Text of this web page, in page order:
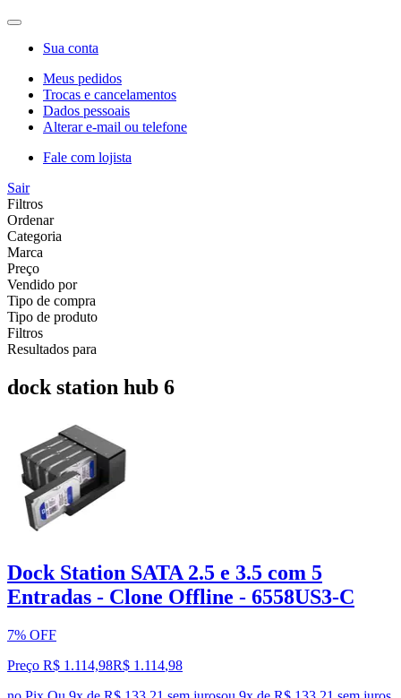
Sua conta
Meus pedidos
Trocas e cancelamentos
Dados pessoais
Alterar e-mail ou telefone
Fale com lojista
Sair
Filtros
Ordenar
Categoria
Marca
Preço
Vendido por
Tipo de compra
Tipo de produto
Filtros
Resultados para
dock station hub 6
Dock Station SATA 2.5 e 3.5 com 5
Entradas - Clone Offline - 6558US3-C
7% OFF
Preço R$ 1.114,98R$ 1.114,98